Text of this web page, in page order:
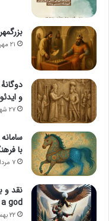
۲۱ مهر ۱۴۰۴
و
۲۷ شهریور ۱۴۰۴
با
۷ مرداد ۱۴۰۴
a god – تریلر زیرنویس فارسی
۲۲ بهمن ۱۴۰۲